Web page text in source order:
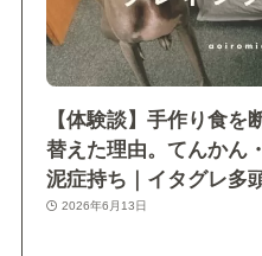
【体験談】手作り食を
替えた理由。てんかん
泥症持ち｜イタグレ多
2026年6月13日